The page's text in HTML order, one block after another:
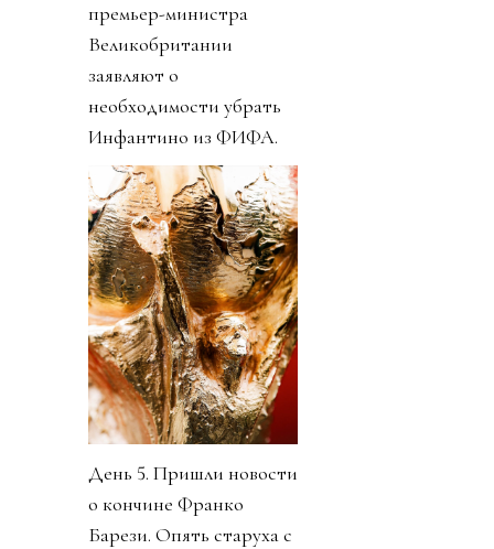
премьер-министра
Великобритании
заявляют о
необходимости убрать
Инфантино из ФИФА.
День 5. Пришли новости
о кончине Франко
Барези. Опять старуха с